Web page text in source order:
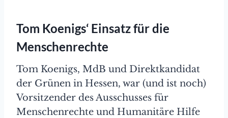
Tom Koenigs‘ Einsatz für die
Menschenrechte
Tom Koenigs, MdB und Direktkandidat
der Grünen in Hessen, war (und ist noch)
Vorsitzender des Ausschusses für
Menschenrechte und Humanitäre Hilfe